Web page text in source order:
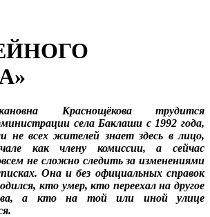
Краснощёкова трудится
села Баклаши с 1992 года,
не всех жителей знает здесь в лицо,
как члену комиссии, а сейчас
не сложно следить за изменениями
Она и без официальных справок
кто умер, кто переехал на другое
а кто на той или иной улице